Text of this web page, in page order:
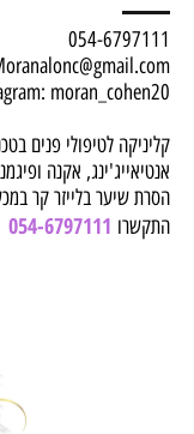
054-6797111
moran_cohen20
קליניקה לטיפולי פנים
אנטיאייג'ינג, אקנה
הסרת שיער בלייזר קר
התקשרו 054-6797111